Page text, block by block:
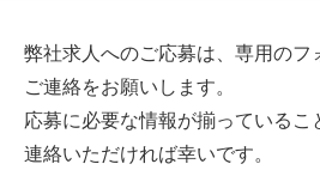
弊社求人へのご応募は、専用のフ
ご連絡をお願いします。
応募に必要な情報が揃っている
連絡いただければ幸いです。